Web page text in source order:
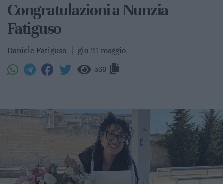
Congratulazioni a Nunzia
Fatiguso
Daniele Fatiguso gio 21 maggio
539